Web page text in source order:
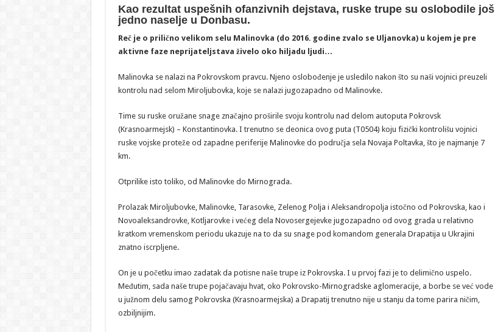
Kao rezultat uspešnih ofanzivnih dejstava, ruske trupe su oslobodile još
jedno naselje u Donbasu.
Reč je o prilično velikom selu Malinovka (do 2016. godine zvalo se Uljanovka) u kojem je pre
aktivne faze neprijateljstava živelo oko hiljadu ljudi…
Malinovka se nalazi na Pokrovskom pravcu. Njeno oslobođenje je usledilo nakon što su naši vojnici preuzeli
kontrolu nad selom Miroljubovka, koje se nalazi jugozapadno od Malinovke.
Time su ruske oružane snage značajno proširile svoju kontrolu nad delom autoputa Pokrovsk
(Krasnoarmejsk) – Konstantinovka. I trenutno se deonica ovog puta (T0504) koju fizički kontrolišu vojnici
ruske vojske proteže od zapadne periferije Malinovke do područja sela Novaja Poltavka, što je najmanje 7
km.
Otprilike isto toliko, od Malinovke do Mirnograda.
Prolazak Miroljubovke, Malinovke, Tarasovke, Zelenog Polja i Aleksandropolja istočno od Pokrovska, kao i
Novoaleksandrovke, Kotljarovke i većeg dela Novosergejevke jugozapadno od ovog grada u relativno
kratkom vremenskom periodu ukazuje na to da su snage pod komandom generala Drapatija u Ukrajini
znatno iscrpljene.
On je u početku imao zadatak da potisne naše trupe iz Pokrovska. I u prvoj fazi je to delimično uspelo.
Međutim, sada naše trupe pojačavaju hvat, oko Pokrovsko-Mirnogradske aglomeracije, a borbe se već vode
u južnom delu samog Pokrovska (Krasnoarmejska) a Drapatij trenutno nije u stanju da tome parira ničim,
ozbiljnijim.